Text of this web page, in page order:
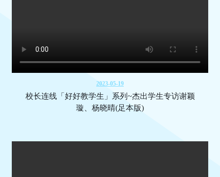
2023-05-19
校长连线「好好教学生」系列~杰出学生专访谢颖
璇、杨晓晴(足本版)